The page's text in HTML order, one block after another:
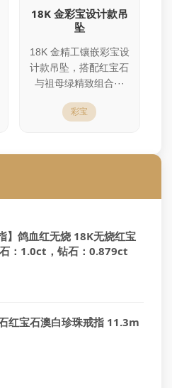
18K 金彩宝设计款吊
坠
18K 金精工镶嵌彩宝设
计款吊坠，搭配红宝石
与祖母绿精致组合···
彩宝
】鸽血红无烧 18K无烧红宝
：1.0ct，钻石：0.879ct
红宝石澳白珍珠戒指 11.3m